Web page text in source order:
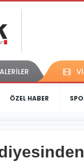
ÖZEL HABER